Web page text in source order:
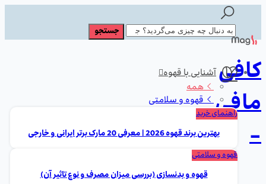
کافی
مافی
-
آشنایی با قهوه
همه
قهوه و سلامتی
راهنمای خرید
بهترین برند قهوه 2026 | معرفی 20 مارک برتر ایرانی و خارجی
قهوه و سلامتی
قهوه و بدنسازی (بررسی میزان مصرف و نوع تاثیر آن)